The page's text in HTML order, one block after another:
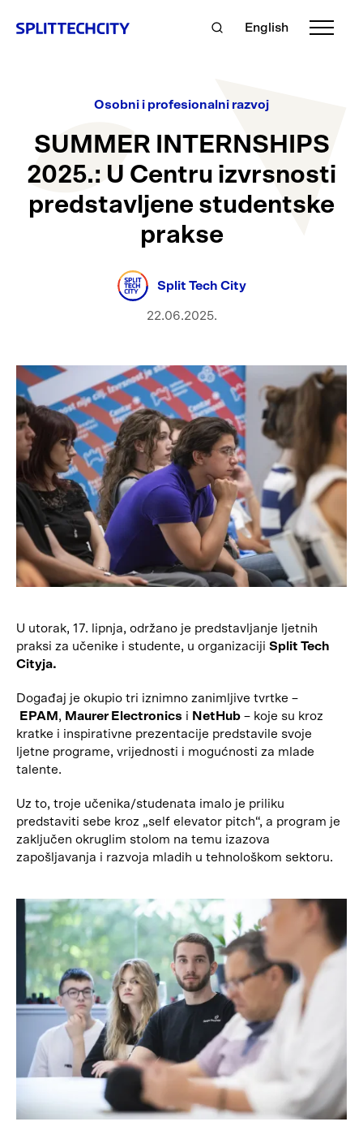
English
Osobni i profesionalni razvoj
SUMMER INTERNSHIPS
2025.: U Centru izvrsnosti
predstavljene studentske
prakse
Split Tech City
22.06.2025.
U utorak, 17. lipnja, održano je predstavljanje ljetnih
praksi za učenike i studente, u organizaciji Split Tech
Cityja.
Događaj je okupio tri iznimno zanimljive tvrtke –
EPAM, Maurer Electronics i NetHub – koje su kroz
kratke i inspirativne prezentacije predstavile svoje
ljetne programe, vrijednosti i mogućnosti za mlade
talente.
Uz to, troje učenika/studenata imalo je priliku
predstaviti sebe kroz „self elevator pitch“, a program je
zaključen okruglim stolom na temu izazova
zapošljavanja i razvoja mladih u tehnološkom sektoru.